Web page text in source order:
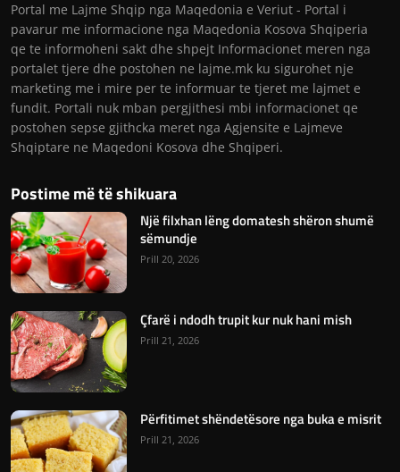
Portal me Lajme Shqip nga Maqedonia e Veriut - Portal i
pavarur me informacione nga Maqedonia Kosova Shqiperia
qe te informoheni sakt dhe shpejt Informacionet meren nga
portalet tjere dhe postohen ne lajme.mk ku sigurohet nje
marketing me i mire per te informuar te tjeret me lajmet e
fundit. Portali nuk mban pergjithesi mbi informacionet qe
postohen sepse gjithcka meret nga Agjensite e Lajmeve
Shqiptare ne Maqedoni Kosova dhe Shqiperi.
Postime më të shikuara
Një filxhan lëng domatesh shëron shumë
sëmundje
Prill 20, 2026
Çfarë i ndodh trupit kur nuk hani mish
Prill 21, 2026
Përfitimet shëndetësore nga buka e misrit
Prill 21, 2026